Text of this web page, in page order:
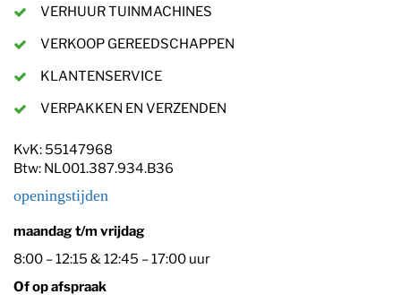
VERHUUR TUINMACHINES
VERKOOP GEREEDSCHAPPEN
KLANTENSERVICE
VERPAKKEN EN VERZENDEN
KvK: 55147968
Btw: NL001.387.934.B36
openingstijden
maandag t/m vrijdag
8:00 – 12:15 & 12:45 – 17:00 uur
Of op afspraak